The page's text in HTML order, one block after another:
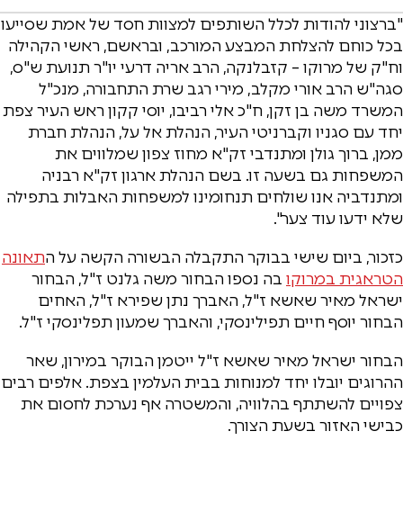
"ברצוני להודות לכלל השותפים למצוות חסד של אמת שסייעו
בכל כוחם להצלחת המבצע המורכב, ובראשם, ראשי הקהילה
וח"ק של מרוקו – קזבלנקה, הרב אריה דרעי יו"ר תנועת ש"ס,
סגה"ש הרב אורי מקלב, מירי רגב שרת התחבורה, מנכ"ל
המשרד משה בן זקן, ח"כ אלי רביבו, יוסי קקון ראש העיר צפת
יחד עם סגניו וקברניטי העיר, הנהלת אל על, הנהלת חברת
ממן, ברוך גולן ומתנדבי זק"א מחוז צפון שמלווים את
המשפחות גם בשעה זו. בשם הנהלת ארגון זק"א רבניה
ומתנדביה אנו שולחים תנחומינו למשפחות האבלות בתפילה
שלא ידעו עוד צער".
כזכור, ביום שישי בבוקר התקבלה הבשורה הקשה על התאונה
הטראגית במרוקו בה נספו הבחור משה גלנט ז"ל, הבחור
ישראל מאיר שאשא ז"ל, האברך נתן שפירא ז"ל, האחים
הבחור יוסף חיים תפילינסקי, והאברך שמעון תפלינסקי ז"ל.
הבחור ישראל מאיר שאשא ז"ל ייטמן הבוקר במירון, שאר
ההרוגים יובלו יחד למנוחות בבית העלמין בצפת. אלפים רבים
צפויים להשתתף בהלוויה, והמשטרה אף נערכת לחסום את
כבישי האזור בשעת הצורך.